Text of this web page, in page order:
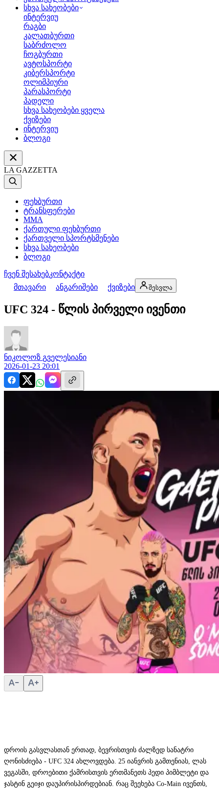
სხვა სახეობები
ინტერვიუ
რაგბი
კალათბურთი
საბრძოლო
ჩოგბურთი
ავტოსპორტი
კიბერსპორტი
ოლიმპიური
პარასპორტი
პადელი
სხვა სახეობები ყველა
ქვიზები
ინტერვიუ
ბლოგი
LA GAZZETTA
ფეხბურთი
ტრანსფერები
MMA
ქართული ფეხბურთი
ქართველი სპორტსმენები
სხვა სახეობები
ბლოგი
ჩვენ შესახებკონტაქტი
მთავარი
ანგარიშები ქვიზები შესვლა
UFC 324 - წლის პირველი ივენთი
ნიკოლოზ გველესიანი
2026-01-23 20:01
დროის გასვლასთან ერთად, ბევრისთვის ძალზედ სანატრი
ღონისძიება - UFC 324 ახლოვდება. 25 იანვრის გამთენიას, ლას
ვეგასში, დროებითი ქამრისთვის ერთმანეთს პედი პიმბლეტი და
ჯასტინ გეიჯი დაუპირისპირდებიან. რაც შეეხება Co-Main ივენთს,